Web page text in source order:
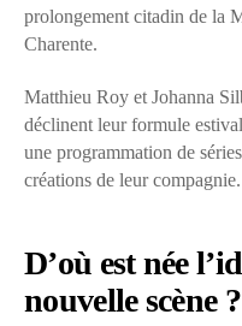
prolongement citadin de la
Charente.
Matthieu Roy et Johanna
déclinent leur formule
une programmation de
créations de leur compagnie.
D’où est née
nouvelle scène ?